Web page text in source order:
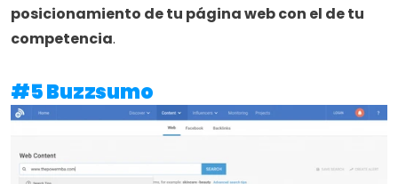
posicionamiento de tu página web con el de tu
competencia.
#5 Buzzsumo